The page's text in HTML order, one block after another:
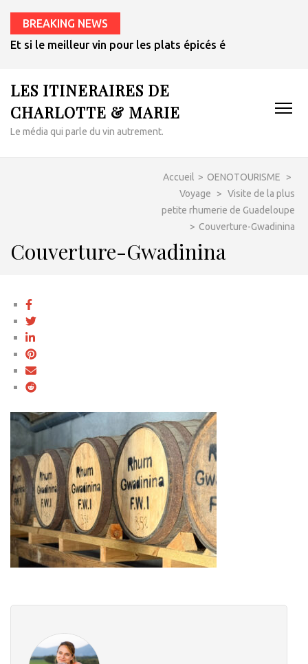
BREAKING NEWS
Et si le meilleur vin pour les plats épicés était un rosé de
LES ITINERAIRES DE
CHARLOTTE & MARIE
Le média qui parle du vin autrement.
Accueil > OENOTOURISME
>
Voyage
> Visite de la plus
petite rhumerie de Guadeloupe
> Couverture-Gwadinina
Couverture-Gwadinina